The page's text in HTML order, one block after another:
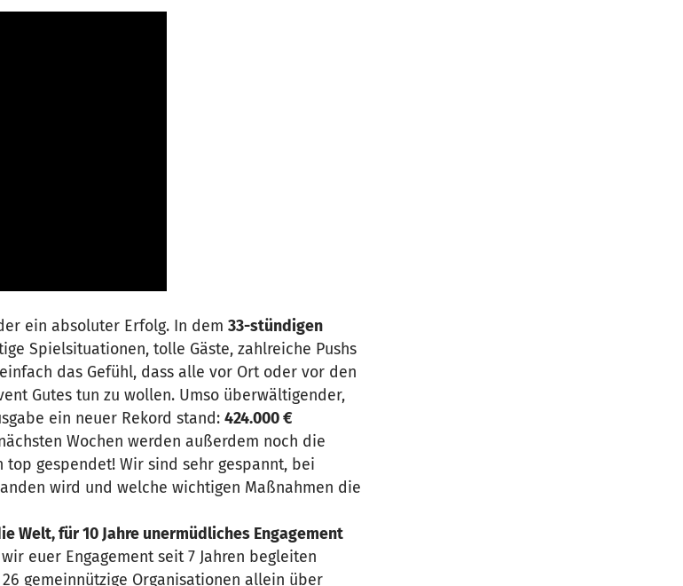
ein absoluter Erfolg. In dem 33-stündigen
Spielsituationen, tolle Gäste, zahlreiche Pushs
das Gefühl, dass alle vor Ort oder vor den
Gutes tun zu wollen. Umso überwältigender,
ein neuer Rekord stand: 424.000 €
Wochen werden außerdem noch die
top gespendet! Wir sind sehr gespannt, bei
wird und welche wichtigen Maßnahmen die
Welt, für 10 Jahre unermüdliches Engagement
euer Engagement seit 7 Jahren begleiten
gemeinnützige Organisationen allein über